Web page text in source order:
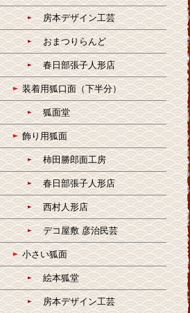
房本デザイン工芸
おまつりらんど
春日部張子人形店
装着用狐口面（下半分）
狐面堂
飾り用狐面
柿田勝郎面工房
春日部張子人形店
西村人形店
デコ屋敷 彦治民芸
小さい狐面
絵本狐堂
房本デザイン工芸